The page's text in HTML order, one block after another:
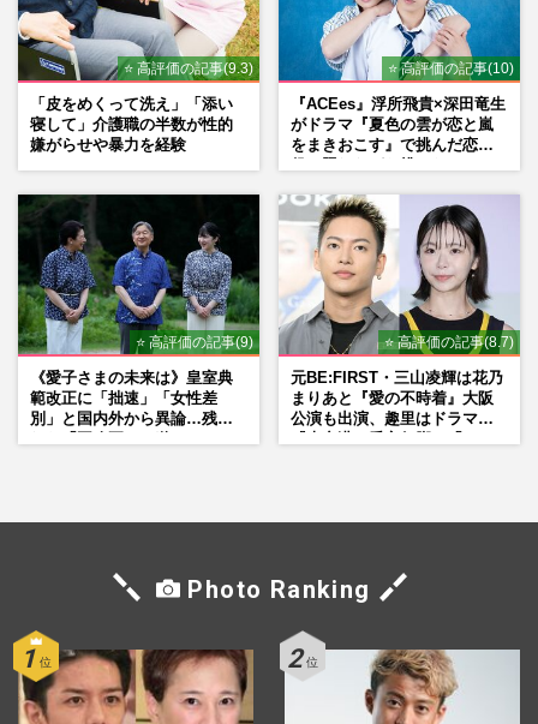
⭐ 高評価の記事(9.3)
「皮をめくって洗え」「添い
寝して」介護職の半数が性的
嫌がらせや暴力を経験
⭐ 高評価の記事(10)
『ACEes』浮所飛貴×深田竜生
がドラマ『夏色の雲が恋と嵐
をまきおこす』で挑んだ恋人
⭐ 高評価の記事(9)
《愛子さまの未来は》皇室典
範改正に「拙速」「女性差
別」と国内外から異論…残さ
⭐ 高評価の記事(8.7)
元BE:FIRST・三山凌輝は花乃
まりあと『愛の不時着』大阪
公演も出演、趣里はドラマ
Photo Ranking